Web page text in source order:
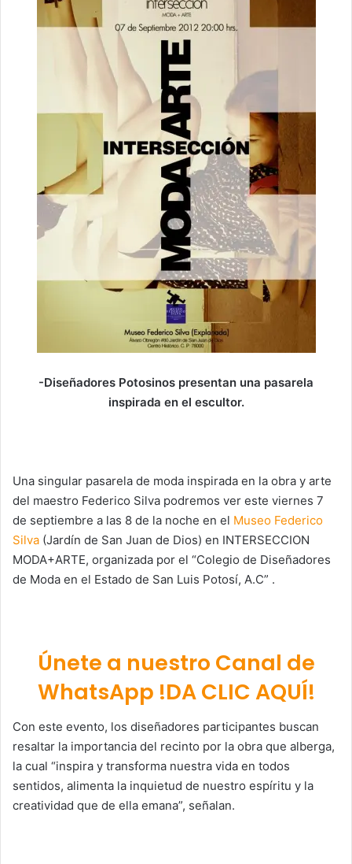
-Diseñadores Potosinos presentan una pasarela
inspirada en el escultor.
Una singular pasarela de moda inspirada en la obra y arte
del maestro Federico Silva podremos ver este viernes 7
de septiembre a las 8 de la noche en el Museo Federico
Silva (Jardín de San Juan de Dios) en INTERSECCION
MODA+ARTE, organizada por el “Colegio de Diseñadores
de Moda en el Estado de San Luis Potosí, A.C” .
Únete a nuestro Canal de
WhatsApp !DA CLIC AQUÍ!
Con este evento, los diseñadores participantes buscan
resaltar la importancia del recinto por la obra que alberga,
la cual “inspira y transforma nuestra vida en todos
sentidos, alimenta la inquietud de nuestro espíritu y la
creatividad que de ella emana”, señalan.